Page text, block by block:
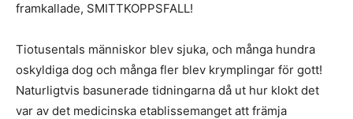
framkallade, SMITTKOPPSFALL!
Tiotusentals människor blev sjuka, och många hundra
oskyldiga dog och många fler blev krymplingar för gott!
Naturligtvis basunerade tidningarna då ut hur klokt det
var av det medicinska etablissemanget att främja